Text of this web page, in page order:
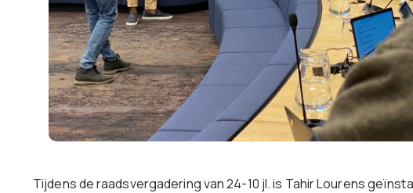
Tijdens de raadsvergadering van 24-10 jl. is Tahir Lourens